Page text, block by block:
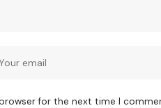
for the next time I